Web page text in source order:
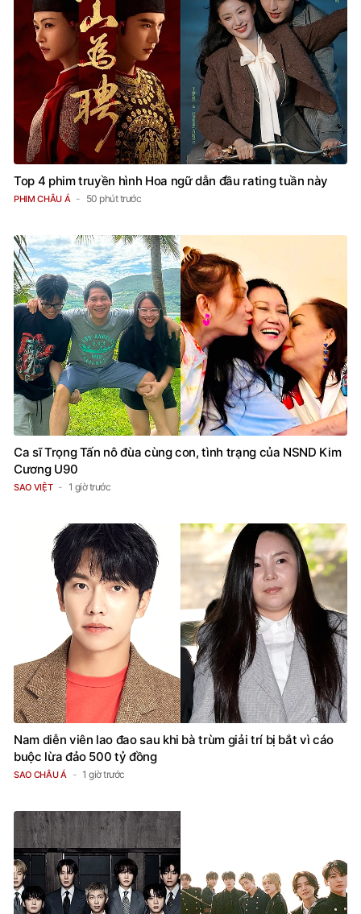
Top 4 phim truyền hình Hoa ngữ dẫn đầu rating tuần này
PHIM CHÂU Á 50 phút trước
Ca sĩ Trọng Tấn nô đùa cùng con, tình trạng của NSND Kim
Cương U90
SAO VIỆT 1 giờ trước
Nam diễn viên lao đao sau khi bà trùm giải trí bị bắt vì cáo
buộc lừa đảo 500 tỷ đồng
SAO CHÂU Á 1 giờ trước